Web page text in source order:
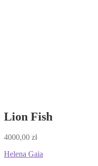
Lion Fish
4000,00 zł
Helena Gaia